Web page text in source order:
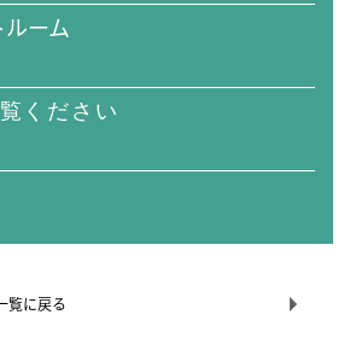
ーム
ください
覧に戻る